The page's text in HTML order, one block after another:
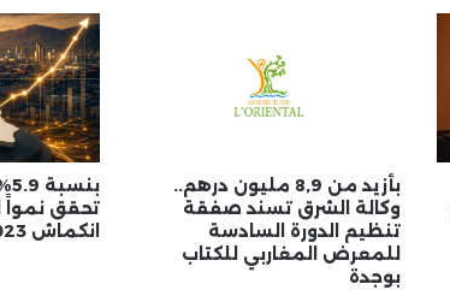
بأزيد من 8,9 مليون درهم..
وكالة الشرق تسند صفقة
تنظيم الدورة السادسة
للمعرض المغاربي للكتاب
بوجدة
تحقق نمواً
انكماش 2023